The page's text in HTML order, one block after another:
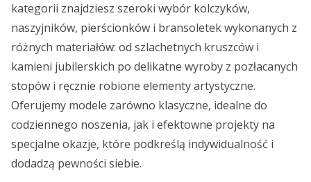
kategorii znajdziesz szeroki wybór kolczyków,
naszyjników, pierścionków i bransoletek wykonanych z
różnych materiałów: od szlachetnych kruszców i
kamieni jubilerskich po delikatne wyroby z pozłacanych
stopów i ręcznie robione elementy artystyczne.
Oferujemy modele zarówno klasyczne, idealne do
codziennego noszenia, jak i efektowne projekty na
specjalne okazje, które podkreślą indywidualność i
dodadzą pewności siebie.